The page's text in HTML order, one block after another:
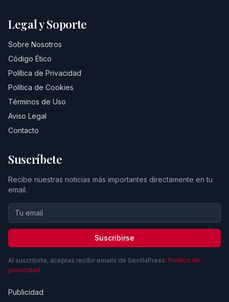
Legal y Soporte
Sobre Nosotros
Código Ético
Política de Privacidad
Política de Cookies
Términos de Uso
Aviso Legal
Contacto
Suscríbete
Recibe nuestras noticias más importantes directamente en tu
email.
Suscribirse
Al suscribirte, aceptas recibir emails de SevillaPress. Política de
privacidad
Publicidad